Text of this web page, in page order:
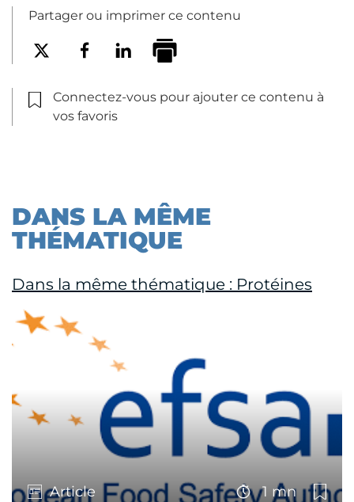
Partager ou imprimer ce contenu
Connectez-vous pour ajouter ce contenu à
vos favoris
DANS LA MÊME
THÉMATIQUE
Dans la même thématique : Protéines
Article 1 mn